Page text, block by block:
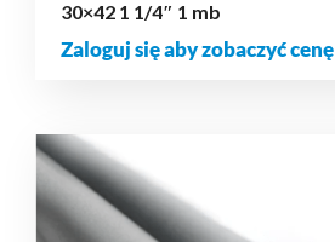
30×42 1 1/4″ 1 mb
Zaloguj się aby zobaczyć cenę